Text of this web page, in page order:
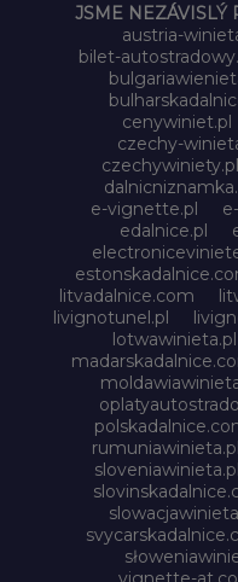
JSME NEZÁVISLÝ
austria-
bilet-
cenywiniet.pl
czechy-
czechywiniety.pl
e-vignette.pl
edalnice.pl
litvadalnice.com
livignotunel.pl
lotwawinieta.pl
rumuniawinieta.pl
sloveniawinieta.pl